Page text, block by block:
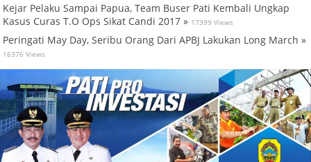
Kejar Pelaku Sampai Papua, Team Buser Pati Kembali Ungkap
Kasus Curas T.O Ops Sikat Candi 2017 » 17399 Views
Peringati May Day, Seribu Orang Dari APBJ Lakukan Long March »
16376 Views